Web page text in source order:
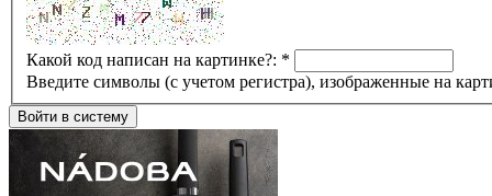
Какой код написан на картинке?: *
Введите символы (с учетом регистра), изображенные на